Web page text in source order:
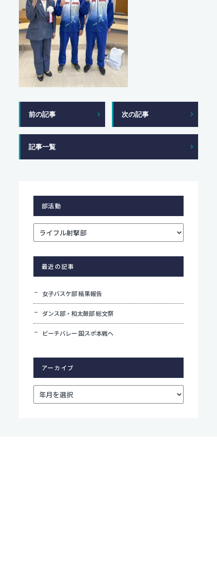
前の記事 次の記事
記事一覧
部活動
最近の記事
女子バスケ部 結果報告
ダンス部・和太鼓部 総文祭
ビーチバレー 国スポ本戦へ
アーカイブ